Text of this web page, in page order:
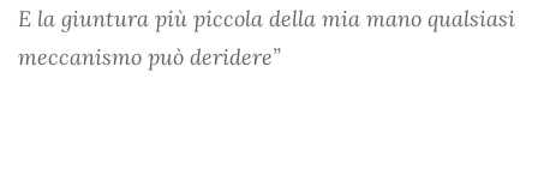
E la giuntura più piccola della mia mano qualsiasi
meccanismo può deridere”